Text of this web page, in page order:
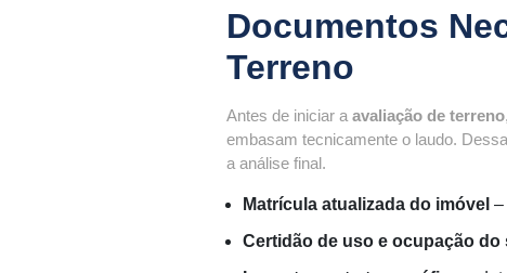
Documentos
Terreno
Antes de iniciar a avaliação de terreno
embasam tecnicamente o laudo.
a análise final.
Matrícula atualizada do imóvel –
Certidão de uso e ocupação do